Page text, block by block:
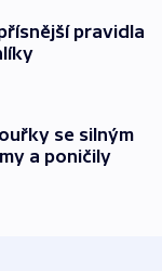
pravidla
se silným
a poničily